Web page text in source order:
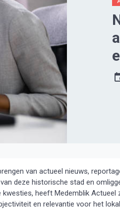
van actueel nieuws,
deze historische stad en
heeft Medemblik Actueel
en relevantie voor het